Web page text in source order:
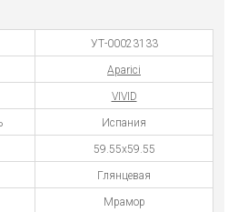
УТ-00023133
Aparici
VIVID
Испания
59.55x59.55
Глянцевая
Мрамор